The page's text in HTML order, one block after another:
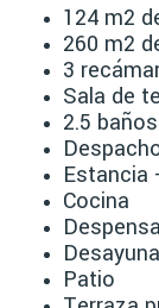
124 m2
260 m2
3
Sala de
2.5 baños
Estancia
Cocina
Despensa
Patio